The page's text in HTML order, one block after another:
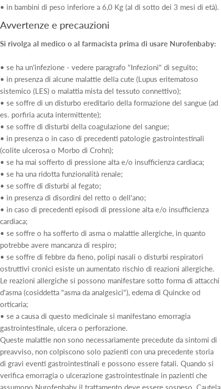
• in bambini di peso inferiore a 6,0 Kg (al di sotto dei 3 mesi di età).
Avvertenze e precauzioni
Si rivolga al medico o al farmacista prima di usare Nurofenbaby:
• se ha un'infezione - vedere paragrafo "Infezioni" di seguito;
• in presenza di alcune malattie della cute (Lupus eritematoso
sistemico (LES) o malattia mista del tessuto connettivo);
• se soffre di un disturbo ereditario della formazione del sangue (ad
es. porfiria acuta intermittente);
• se soffre di disturbi della coagulazione del sangue;
• in presenza o in caso di precedenti patologie gastrointestinali
(colite ulcerosa o Morbo di Crohn);
• se ha mai sofferto di pressione alta e/o insufficienza cardiaca;
• se ha una ridotta funzionalità renale;
• se soffre di disturbi al fegato;
• in presenza di disordini del retto o dell'ano;
• in caso di precedenti episodi di pressione alta e/o insufficienza
cardiaca;
• se soffre o ha sofferto di asma o malattie allergiche, in quanto
potrebbe avere mancanza di respiro;
• se soffre di febbre da fieno, polipi nasali o disturbi respiratori
ostruttivi cronici esiste un aumentato rischio di reazioni allergiche.
Le reazioni allergiche si possono manifestare sotto forma di attacchi
d'asma (cosiddetta "asma da analgesici"), edema di Quincke od
orticaria;
• se a causa di questo medicinale si manifestano emorragia
gastrointestinale, ulcera o perforazione.
Queste malattie non sono necessariamente precedute da sintomi di
preavviso, non colpiscono solo pazienti con una precedente storia
di gravi eventi gastrointestinali e possono essere fatali. Quando si
verifica emorragia o ulcerazione gastrointestinale in pazienti che
assumono Nurofenbaby il trattamento deve essere sospeso. Cautela